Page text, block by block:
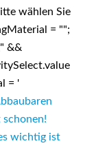
wählen Sie
= "";
&&
= '
wichtig ist